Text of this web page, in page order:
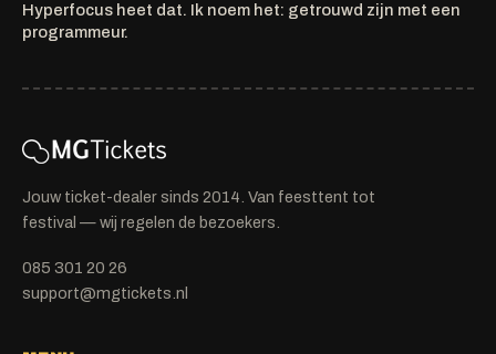
Hyperfocus heet dat. Ik noem het: getrouwd zijn met een
programmeur.
Jouw ticket-dealer sinds 2014. Van feesttent tot
festival — wij regelen de bezoekers.
085 301 20 26
support@mgtickets.nl